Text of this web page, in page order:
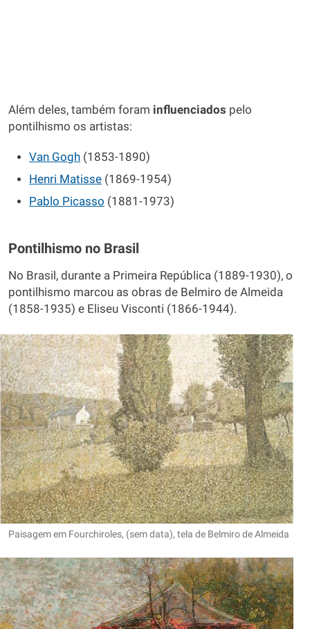
Além deles, também foram influenciados pelo
pontilhismo os artistas:
Van Gogh (1853-1890)
Henri Matisse (1869-1954)
Pablo Picasso (1881-1973)
Pontilhismo no Brasil
No Brasil, durante a Primeira República (1889-1930), o
pontilhismo marcou as obras de Belmiro de Almeida
(1858-1935) e Eliseu Visconti (1866-1944).
Paisagem em Fourchiroles, (sem data), tela de Belmiro de Almeida